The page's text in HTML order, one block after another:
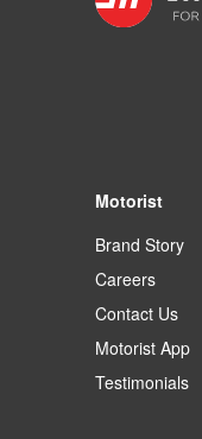
Motorist
Brand Story
Careers
Contact Us
Motorist App
Testimonials